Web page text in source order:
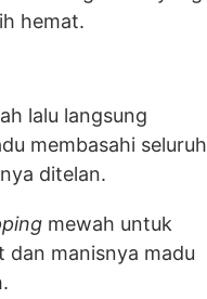
hemat.
lalu langsung
membasahi seluruh
ditelan.
mewah untuk
dan manisnya madu